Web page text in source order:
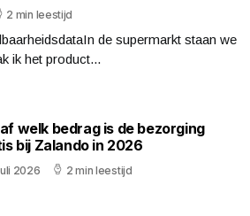
2 min leestijd
de supermarkt staan we
ik het product...
welk bedrag is de bezorging
bij Zalando in 2026
2026 2 min leestijd